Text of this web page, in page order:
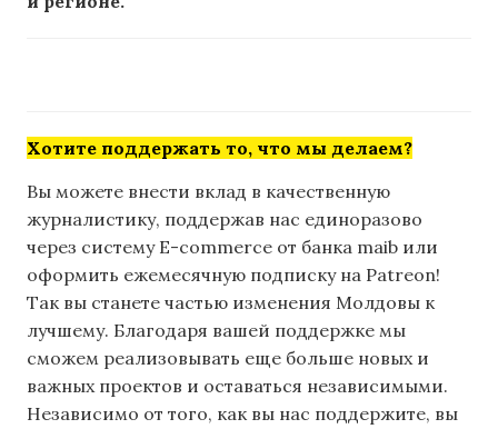
Хотите поддержать то, что мы делаем?
Вы можете внести вклад в качественную
журналистику, поддержав нас единоразово
через систему E-commerce от банка maib или
оформить ежемесячную подписку на Patreon!
Так вы станете частью изменения Молдовы к
лучшему. Благодаря вашей поддержке мы
сможем реализовывать еще больше новых и
важных проектов и оставаться независимыми.
Независимо от того, как вы нас поддержите, вы